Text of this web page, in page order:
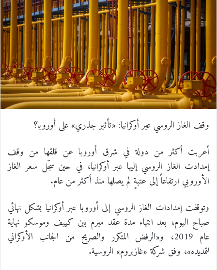
س
ب
و
ك
ن
ك
د
إ
ن
u
m
b
l
r
ي
ر
ي
س
ت
e
d
d
i
t
س
ا
ب
وقف الغاز الروسي عبر أوكرانيا: «تأثير جذري» على أوروبا؟
أعربت أكثر من دولة في شرق أوروبا عن قلقها من وقف
إمدادت الغاز الروسي إليها عبر أوكرانيا، في حين سجّل سعر الغاز
الأوروبي ارتفاعاً إلى عتبةٍ لم يصلها منذ أكثر من عام.
وتوقفت إمدادات الغاز الروسي إلى أوروبا عبر أوكرانيا بشكل نهائي
صباح اليوم، بعد انتهاء مدة عقد مبرم بين كييف وموسكو نهاية
عام 2019، و«الرفض المتكرر والصريح من الجانب الأوكراني
لتمديده»، وفق شركة «غازبروم» الروسية.